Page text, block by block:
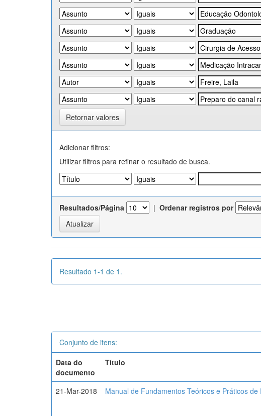
Retornar valores
Adicionar filtros:
Utilizar filtros para refinar o resultado de busca.
Resultados/Página | Ordenar registros por
Resultado 1-1 de 1.
Conjunto de itens:
Data do
documento
Título
21-Mar-2018 Manual de Fundamentos Teóricos e Práticos de